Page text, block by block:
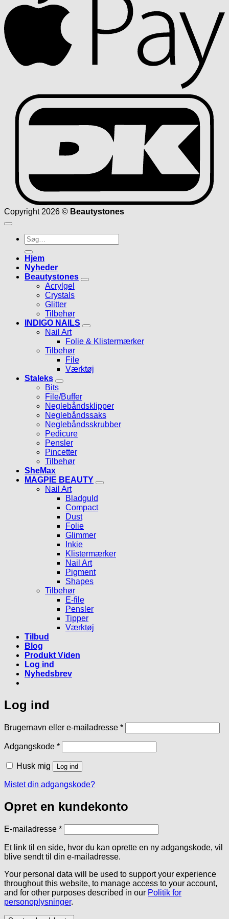
Copyright 2026 © Beautystones
Søg
efter:
Hjem
Nyheder
Beautystones
Acrylgel
Crystals
Glitter
Tilbehør
INDIGO NAILS
Nail Art
Folie & Klistermærker
Tilbehør
File
Værktøj
Staleks
Bits
File/Buffer
Neglebåndsklipper
Neglebåndssaks
Neglebåndsskrubber
Pedicure
Pensler
Pincetter
Tilbehør
SheMax
MAGPIE BEAUTY
Nail Art
Bladguld
Compact
Dust
Folie
Glimmer
Inkie
Klistermærker
Nail Art
Pigment
Shapes
Tilbehør
E-file
Pensler
Tipper
Værktøj
Tilbud
Blog
Produkt Viden
Log ind
Nyhedsbrev
Log ind
Brugernavn eller e-mailadresse *Påkrævet
Adgangskode *Påkrævet
Husk mig Log ind
Mistet din adgangskode?
Opret en kundekonto
E-mailadresse *Påkrævet
Et link til en side, hvor du kan oprette en ny adgangskode, vil
blive sendt til din e-mailadresse.
Your personal data will be used to support your experience
throughout this website, to manage access to your account,
and for other purposes described in our Politik for
personoplysninger.